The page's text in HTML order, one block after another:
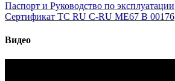
Паспорт и Руководство по эксплуатации
Сертификат TC RU C-RU ME67 B 00176
Видео